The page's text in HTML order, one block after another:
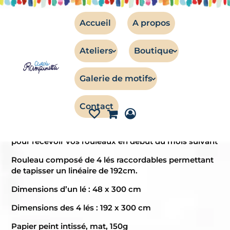
Accueil A propos
Ateliers Boutique
Galerie de motifs
Contact
TISSUS
Papier peint – Sorella – ROULEAU
Rouleau – Papier peint – Sorella
pour recevoir vos rouleaux en début du mois suivant
Rouleau composé de 4 lés raccordables permettant
de tapisser un linéaire de 192cm.
Dimensions d’un lé : 48 x 300 cm
Dimensions des 4 lés : 192 x 300 cm
Papier peint intissé, mat, 150g